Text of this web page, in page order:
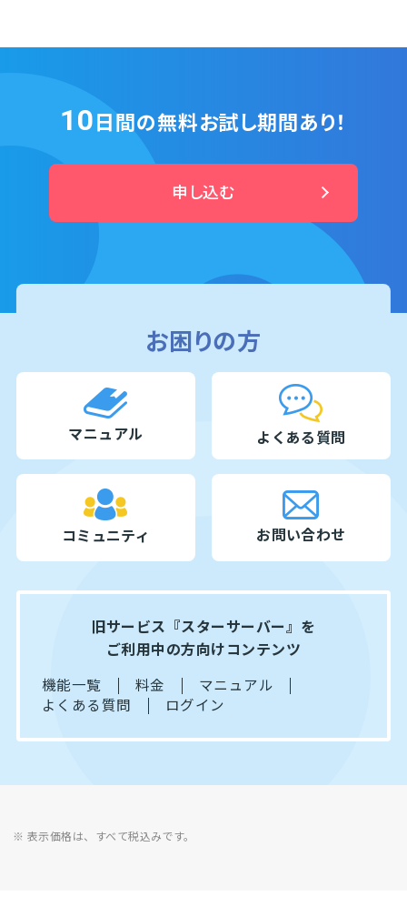
10 日間の無料お試し期間あり！
申し込む
お困りの方
マニュアル よくある質問
コミュニティ お問い合わせ
旧サービス『スターサーバー』を
ご利用中の方向けコンテンツ
機能一覧 料金
マニュアル
よくある質問
ログイン
※ 表示価格は、すべて税込みです。